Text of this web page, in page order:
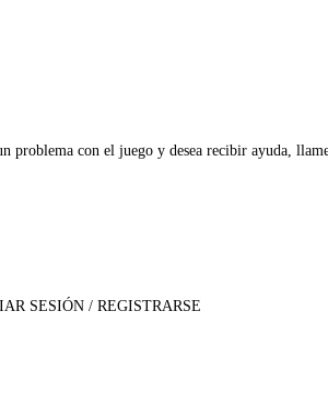
problema con el juego y desea recibir ayuda,
SESIÓN / REGISTRARSE